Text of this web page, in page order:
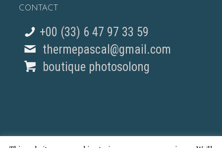
CONTACT
+00 (33) 6 47 97 33 59
thermepascal@gmail.com
boutique photosolong